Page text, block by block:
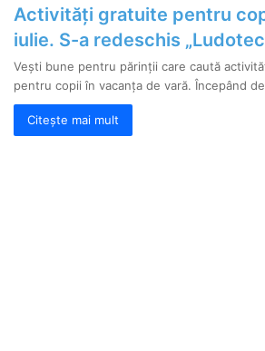
Activități gratuite pentru
iulie. S-a redeschis
Vești bune pentru părinții care caută
pentru copii în vacanța de vară. Începând
Citește mai mult